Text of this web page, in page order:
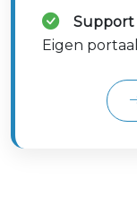
Support
Eigen